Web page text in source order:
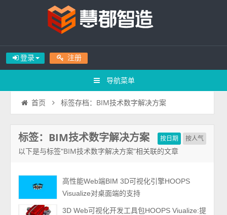
登录 注册
导航菜单
首页 标签存档：BIM技术数字解决方案
按日期 按人气
标签：BIM技术数字解决方案
以下是与标签“BIM技术数字解决方案”相关联的文章
高性能Web端BIM 3D可视化引擎HOOPS
Visualize对桌面端的支持
3D Web可视化开发工具包HOOPS Viualize:提